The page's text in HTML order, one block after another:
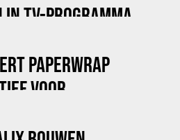
IN TV-PROGRAMMA
PAPERWRAP
VOOR